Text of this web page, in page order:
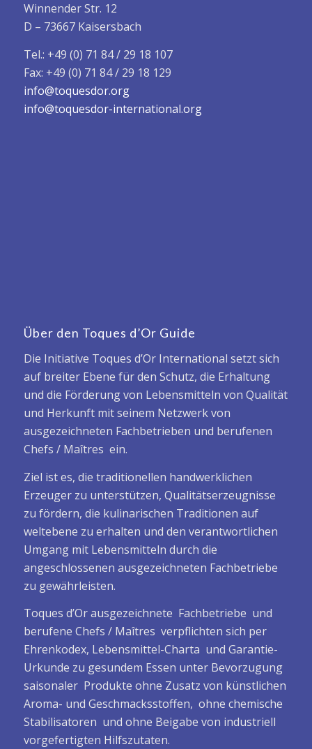
Winnender Str. 12
D – 73667 Kaisersbach
Tel.: +49 (0) 71 84 / 29 18 107
Fax: +49 (0) 71 84 / 29 18 129
info@toquesdor.org
info@toquesdor-international.org
Über den Toques d’Or Guide
Die Initiative Toques d’Or International setzt sich
auf breiter Ebene für den Schutz, die Erhaltung
und die Förderung von Lebensmitteln von Qualität
und Herkunft mit seinem Netzwerk von
ausgezeichneten Fachbetrieben und berufenen
Chefs / Maîtres ein.
Ziel ist es, die traditionellen handwerklichen
Erzeuger zu unterstützen, Qualitätserzeugnisse
zu fördern, die kulinarischen Traditionen auf
weltebene zu erhalten und den verantwortlichen
Umgang mit Lebensmitteln durch die
angeschlossenen ausgezeichneten Fachbetriebe
zu gewährleisten.
Toques d’Or ausgezeichnete Fachbetriebe und
berufene Chefs / Maîtres verpflichten sich per
Ehrenkodex, Lebensmittel-Charta und Garantie-
Urkunde zu gesundem Essen unter Bevorzugung
saisonaler Produkte ohne Zusatz von künstlichen
Aroma- und Geschmacksstoffen, ohne chemische
Stabilisatoren und ohne Beigabe von industriell
vorgefertigten Hilfszutaten.